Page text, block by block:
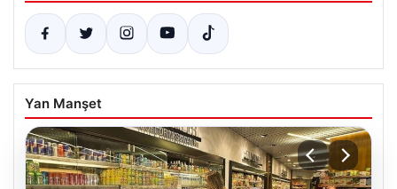
Yan Manşet